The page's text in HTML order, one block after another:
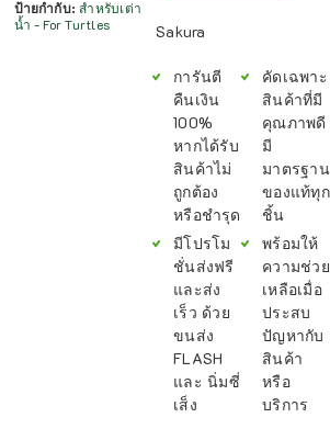
ป้ายกำกับ:สำหรับเต่า
น้ำ - For Turtles
Sakura
การันตี
คืนเงิน
100%
หากได้รับ
สินค้าไม่
ถูกต้อง
หรือชำรุด
มีโปรโม
ชั่นส่งฟรี
และส่ง
เร็ว ด้วย
ขนส่ง
FLASH
และ นิ่มซี่
เส็ง
คัดเฉพาะ
สินค้าที่มี
คุณภาพดี
มี
มาตรฐาน
ของแท้ทุก
ชิ้น
พร้อมให้
ความช่วย
เหลือเมื่อ
ประสบ
ปัญหากับ
สินค้า
หรือ
บริการ